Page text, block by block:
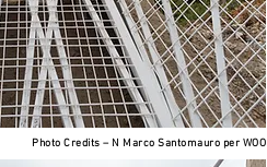
Photo Credits – N Marco Santomauro per WOO